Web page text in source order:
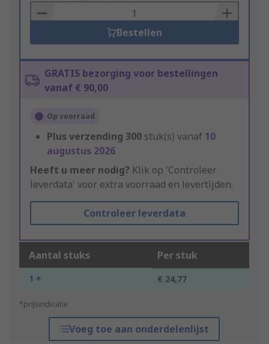
Basket
Bestellen
GRATIS bezorging voor bestellingen
vanaf € 90,00
Op voorraad
Plus verzending 300 stuk(s) vanaf 10
augustus 2026
Heeft u meer nodig? Klik op 'Controleer
leverdata' voor extra voorraad en levertijden.
Controleer leverdata
Aantal stuks Per stuk
1 + € 24,77
*prijsindicatie
Voeg toe aan onderdelenlijst